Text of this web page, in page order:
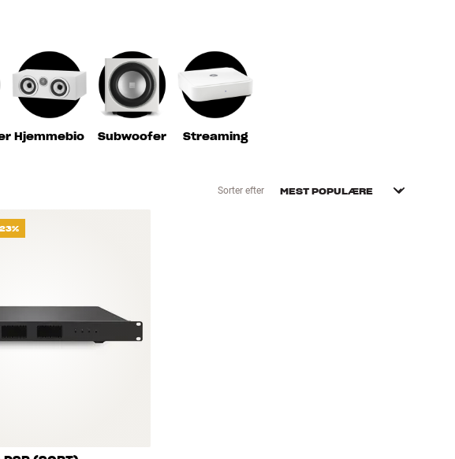
Hjemmebio Subwoofer Streaming
Sorter efter